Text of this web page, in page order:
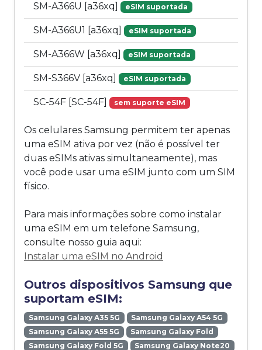
SM-A366U [a36xq] eSIM suportada
SM-A366U1 [a36xq] eSIM suportada
SM-A366W [a36xq] eSIM suportada
SM-S366V [a36xq] eSIM suportada
SC-54F [SC-54F] sem suporte eSIM
Os celulares Samsung permitem ter apenas
uma eSIM ativa por vez (não é possível ter
duas eSIMs ativas simultaneamente), mas
você pode usar uma eSIM junto com um SIM
físico.
Para mais informações sobre como instalar
uma eSIM em um telefone Samsung,
consulte nosso guia aqui:
Instalar uma eSIM no Android
Outros dispositivos Samsung que
suportam eSIM:
Samsung Galaxy A35 5G
Samsung Galaxy A54 5G
Samsung Galaxy A55 5G
Samsung Galaxy Fold
Samsung Galaxy Fold 5G
Samsung Galaxy Note20